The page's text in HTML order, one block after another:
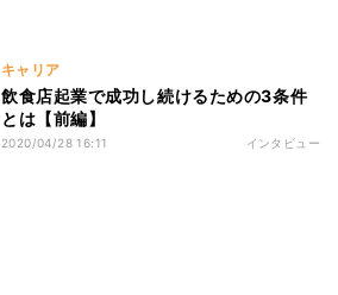
キャリア
飲食店起業で成功し続けるための3条件
とは【前編】
2020/04/28 16:11 インタビュー